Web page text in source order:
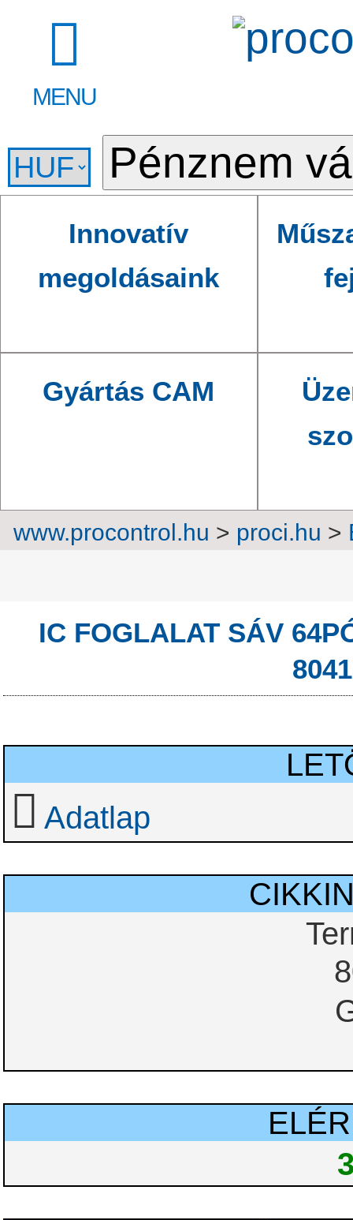
MENU
Innovatív
megoldásaink
Gyártás CAM
www.procontrol.hu > proci.hu >
IC FOGLALAT SÁV
Adatlap